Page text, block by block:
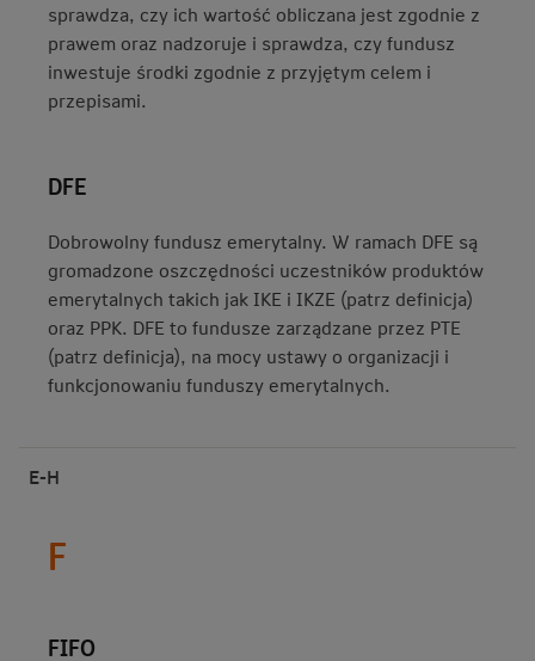
sprawdza, czy ich wartość obliczana jest zgodnie z
prawem oraz nadzoruje i sprawdza, czy fundusz
inwestuje środki zgodnie z przyjętym celem i
przepisami.
DFE
Dobrowolny fundusz emerytalny. W ramach DFE są
gromadzone oszczędności uczestników produktów
emerytalnych takich jak IKE i IKZE (patrz definicja)
oraz PPK. DFE to fundusze zarządzane przez PTE
(patrz definicja), na mocy ustawy o organizacji i
funkcjonowaniu funduszy emerytalnych.
E-H
F
FIFO